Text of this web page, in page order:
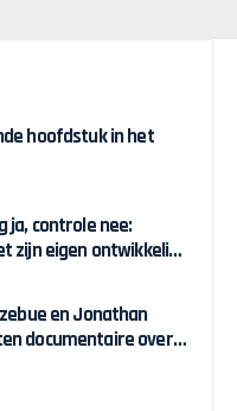
hoofdstuk in het
ja, controle nee:
zijn eigen ontwikkeling
en Jonathan
documentaire over
naar Ghana